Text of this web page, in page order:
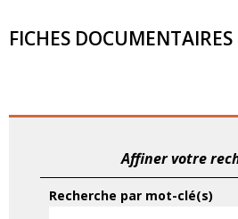
FICHES DOCUMENTAIRES
Affiner votre
Recherche par mot-clé(s)